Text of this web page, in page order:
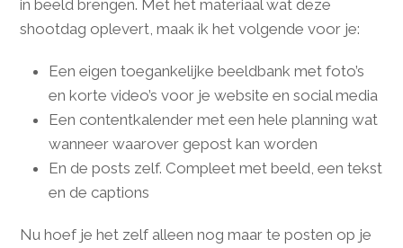
in beeld brengen. Met het materiaal wat deze
shootdag oplevert, maak ik het volgende voor je:
Een eigen toegankelijke beeldbank met foto’s
en korte video’s voor je website en social media
Een contentkalender met een hele planning wat
wanneer waarover gepost kan worden
En de posts zelf. Compleet met beeld, een tekst
en de captions
Nu hoef je het zelf alleen nog maar te posten op je